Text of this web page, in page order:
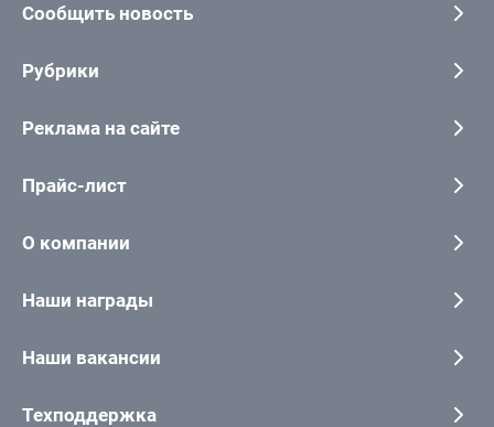
Сообщить новость
Рубрики
Реклама на сайте
Прайс-лист
О компании
Наши награды
Наши вакансии
Техподдержка